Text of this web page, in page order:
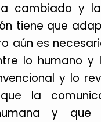
cambiado y
tiene que
aún es
lo humano y
y lo
la
y que